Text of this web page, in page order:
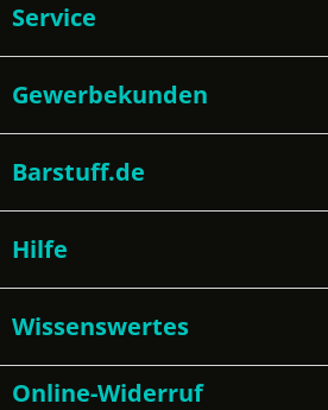
Margaritas beliebt.
Service
Gewerbekunden
Barstuff.de
Hilfe
Wissenswertes
Online-Widerruf